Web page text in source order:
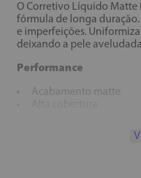
O Corretivo Líquido Matte
fórmula de longa
e imperfeições.
deixando a pele
Performance
Acabamento matte